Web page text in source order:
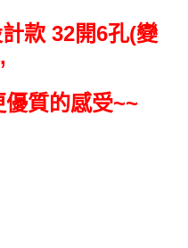
款 32開6孔(變
質的感受~~